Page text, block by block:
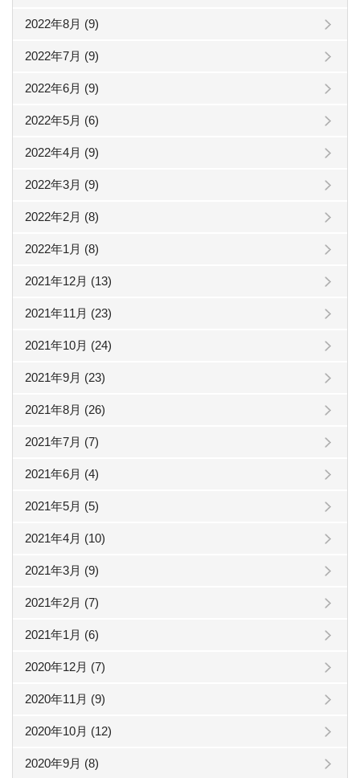
2022年8月 (9)
2022年7月 (9)
2022年6月 (9)
2022年5月 (6)
2022年4月 (9)
2022年3月 (9)
2022年2月 (8)
2022年1月 (8)
2021年12月 (13)
2021年11月 (23)
2021年10月 (24)
2021年9月 (23)
2021年8月 (26)
2021年7月 (7)
2021年6月 (4)
2021年5月 (5)
2021年4月 (10)
2021年3月 (9)
2021年2月 (7)
2021年1月 (6)
2020年12月 (7)
2020年11月 (9)
2020年10月 (12)
2020年9月 (8)